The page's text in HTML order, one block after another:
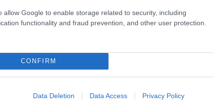
allow Google to enable storage related to security, including
functionality and fraud prevention, and other user protection.
CONFIRM
Data Deletion Data Access Privacy Policy
del 2024 rispetto allo stesso periodo
la Columbus bag è tornata e con essa un
voler più passare inosservato.